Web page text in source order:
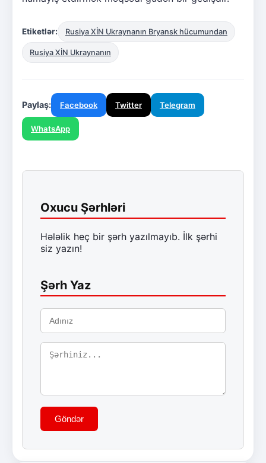
Etiketlər: Rusiya XİN Ukraynanın Bryansk hücumundan
Rusiya XİN Ukraynanın
Paylaş: Facebook Twitter Telegram
WhatsApp
Oxucu Şərhləri
Hələlik heç bir şərh yazılmayıb. İlk şərhi
siz yazın!
Şərh Yaz
Göndər